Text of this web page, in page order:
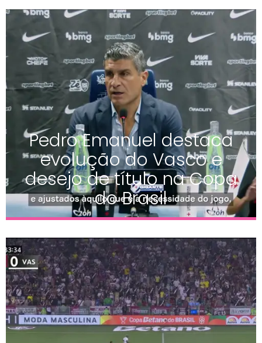
Pedro Emanuel destaca
evolução do Vasco e
desejo de título na Copa
do Brasil